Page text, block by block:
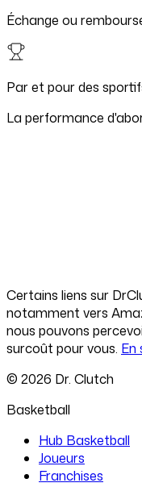
Échange ou
Par et pour des
La performance
Certains liens sur
notamment vers
nous pouvons
surcoût pour vous. En
© 2026 Dr. Clutch
Basketball
Hub Basketball
Joueurs
Franchises